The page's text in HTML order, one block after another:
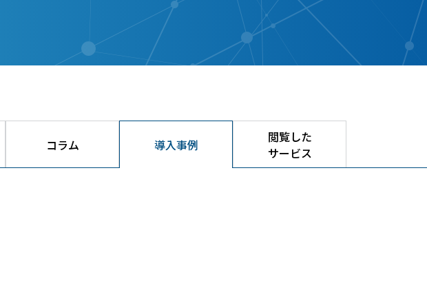
コラム 導入事例
閲覧した
サービス